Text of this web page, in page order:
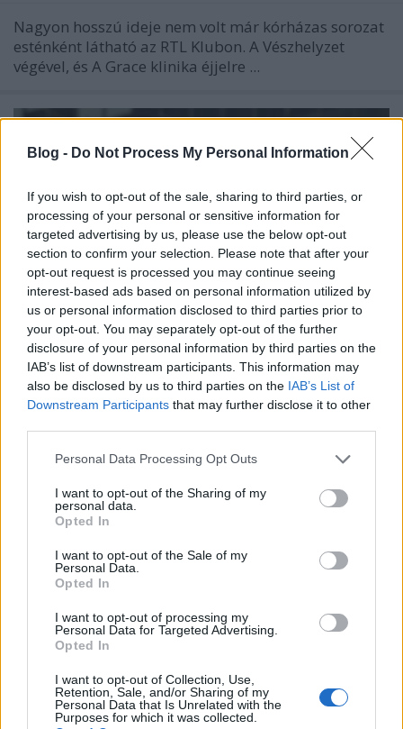
Blog - Do Not Process My Personal Information
If you wish to opt-out of the sale, sharing to third parties, or
processing of your personal or sensitive information for
targeted advertising by us, please use the below opt-out
section to confirm your selection. Please note that after your
opt-out request is processed you may continue seeing
interest-based ads based on personal information utilized by
us or personal information disclosed to third parties prior to
your opt-out. You may separately opt-out of the further
disclosure of your personal information by third parties on the
IAB’s list of downstream participants. This information may
also be disclosed by us to third parties on the IAB’s List of
Downstream Participants that may further disclose it to other
Please note that this website/app uses one or more Google
not limited to your visit or usage behaviour. You may click to
grant or deny consent to Google and its third-party tags to
use your data for below specified purposes in below Google
consent section.
Personal Data Processing Opt Outs
I want to opt-out of the Sharing of my
personal data.
Opted In
I want to opt-out of the Sale of my
Personal Data.
Opted In
I want to opt-out of processing my
Personal Data for Targeted Advertising.
Opted In
I want to opt-out of Collection, Use,
Retention, Sale, and/or Sharing of my
Personal Data that Is Unrelated with the
Purposes for which it was collected.
Nagyon hosszú ideje nem volt már kórházas sorozat
esténként látható az RTL Klubon. A Vészhelyzet
végével, és A Grace klinika éjjelre ...
Két országos tévépremier sorozat is
indul heteken belül az RTL Klubon
Június 11-én váltott nyári műsorrendre az RTL Klub.
A Fal végével korábbi időpontba került a Barátok
közt és az Éjjel-Nappal Budapest is, a ...